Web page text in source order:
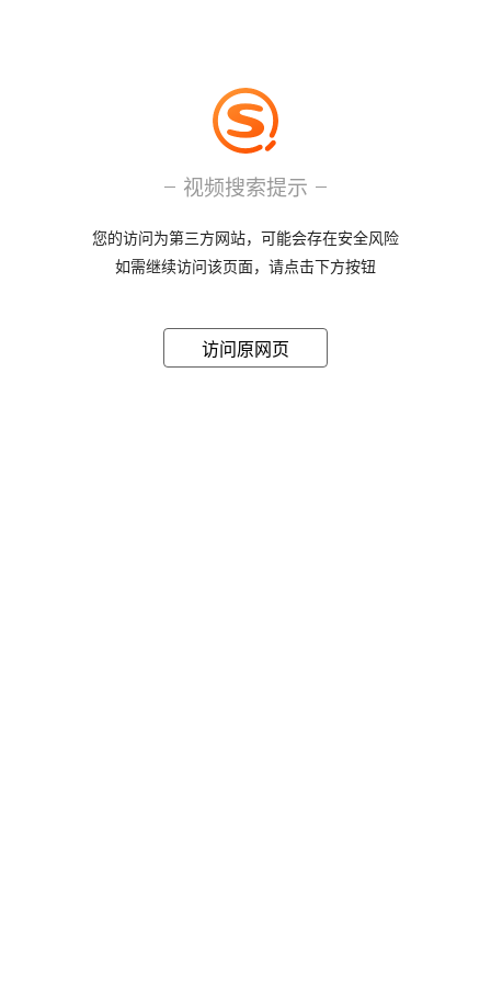
视频搜索提示
您的访问为第三方网站，可能会存在安全风险
如需继续访问该页面，请点击下方按钮
访问原网页